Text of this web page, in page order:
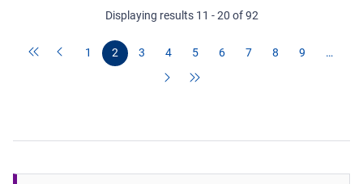
Displaying results 11 - 20 of 92
1 2 3 4 5 6 7 8 9 …